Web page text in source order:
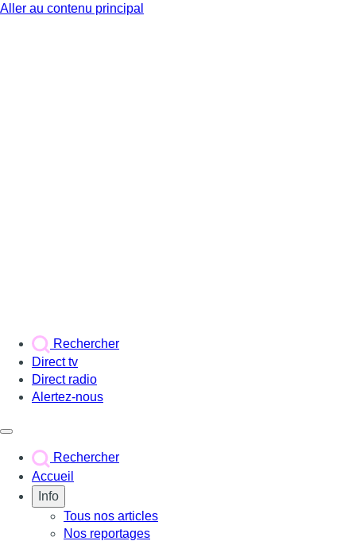
Aller au contenu principal
Rechercher
Direct tv
Direct radio
Alertez-nous
Rechercher
Accueil
Info
Tous nos articles
Nos reportages